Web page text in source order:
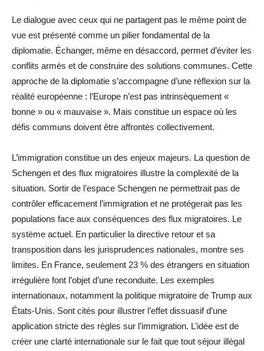
Le dialogue avec ceux qui ne partagent pas le même point de
vue est présenté comme un pilier fondamental de la
diplomatie. Échanger, même en désaccord, permet d’éviter les
conflits armés et de construire des solutions communes. Cette
approche de la diplomatie s’accompagne d’une réflexion sur la
réalité européenne : l’Europe n’est pas intrinsèquement «
bonne » ou « mauvaise ». Mais constitue un espace où les
défis communs doivent être affrontés collectivement.
L’immigration constitue un des enjeux majeurs. La question de
Schengen et des flux migratoires illustre la complexité de la
situation. Sortir de l’espace Schengen ne permettrait pas de
contrôler efficacement l’immigration et ne protégerait pas les
populations face aux conséquences des flux migratoires. Le
système actuel. En particulier la directive retour et sa
transposition dans les jurisprudences nationales, montre ses
limites. En France, seulement 23 % des étrangers en situation
irrégulière font l’objet d’une reconduite. Les exemples
internationaux, notamment la politique migratoire de Trump aux
États-Unis. Sont cités pour illustrer l’effet dissuasif d’une
application stricte des règles sur l’immigration. L’idée est de
créer une clarté internationale sur le fait que tout séjour illégal